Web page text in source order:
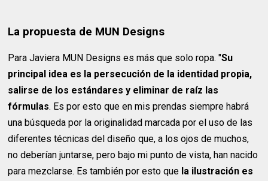
La propuesta de MUN Designs
Para Javiera MUN Designs es más que solo ropa. "Su
principal idea es la persecución de la identidad propia,
salirse de los estándares y eliminar de raíz las
fórmulas. Es por esto que en mis prendas siempre habrá
una búsqueda por la originalidad marcada por el uso de las
diferentes técnicas del diseño que, a los ojos de muchos,
no deberían juntarse, pero bajo mi punto de vista, han nacido
para mezclarse. Es también por esto que la ilustración es